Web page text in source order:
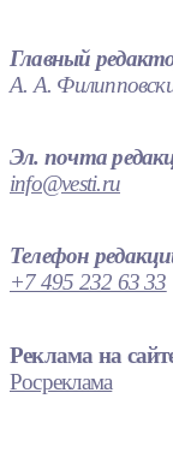
Главный
А. А.
Эл. почта
info@vesti.ru
Телефон
+7 495 232 63 33
Реклама на
Росреклама